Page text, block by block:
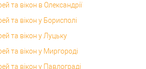
та вікон в Олександрії
та вікон у Борисполі
та вікон у Луцьку
та вікон у Миргороді
та вікон у Павлограді